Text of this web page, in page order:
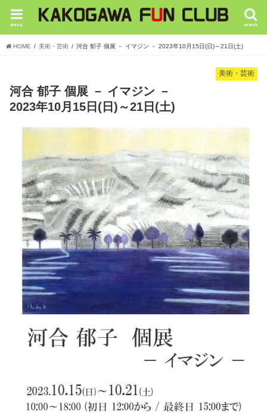
search
menu
HOME 美術・芸術 河合 郁子 個展 － イマジン － 2023年10月15日(日)～21日(土)
美術・芸術
河合 郁子 個展 － イマジン －
2023年10月15日(日)～21日(土)